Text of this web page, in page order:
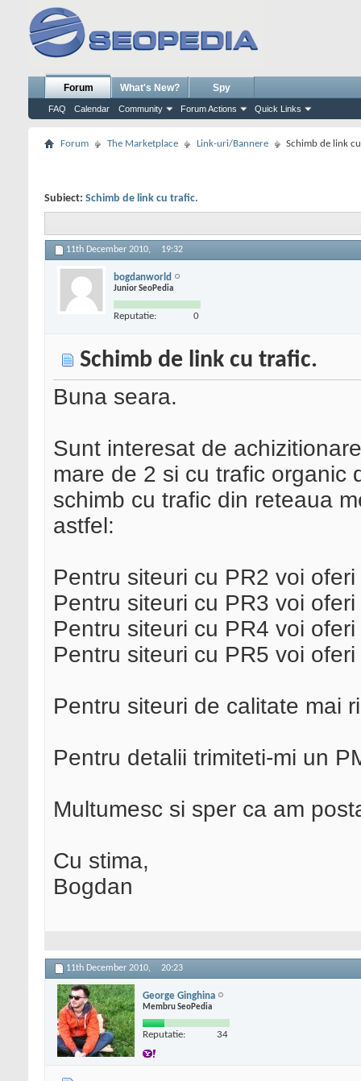
Forum
FAQ Calendar Community Forum Actions Quick Links
What's New? Spy
Forum The Marketplace Link-uri/Bannere Schimb de link
Subiect: Schimb de link cu trafic.
11th December 2010, 19:32
bogdanworld
Junior SeoPedia
Reputatie: 0
Schimb de link cu trafic.
Buna seara.
Sunt interesat de
mare de 2 si cu trafic organic
schimb cu trafic din reteaua
astfel:
Pentru siteuri cu PR2 voi
Pentru siteuri cu PR3 voi
Pentru siteuri cu PR4 voi
Pentru siteuri cu PR5 voi
Pentru siteuri de calitate mai
Pentru detalii trimiteti-mi un
Multumesc si sper ca am
Cu stima,
Bogdan
11th December 2010, 20:23
George Ginghina
Membru SeoPedia
Reputatie: 34